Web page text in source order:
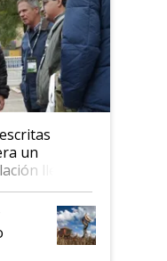
un
llegó
se
IPCVA